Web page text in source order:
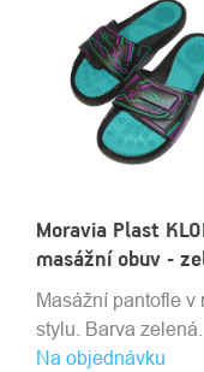
Moravia Plast
masážní obuv -
Na objednávku
Masážní pantofle v
stylu. Barva zelená.